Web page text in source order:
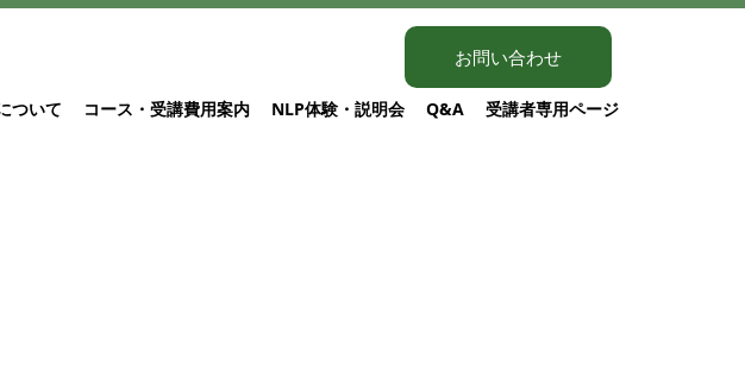
お問い合わせ
ついて コース・受講費用案内 NLP体験・説明会 Q&A 受講者専用ページ